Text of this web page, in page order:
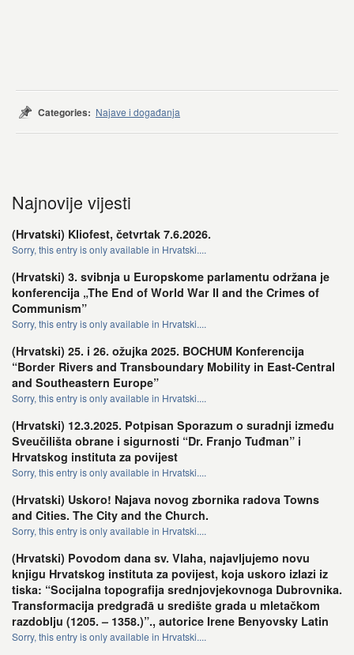
Categories: Najave i događanja
Najnovije vijesti
(Hrvatski) Kliofest, četvrtak 7.6.2026.
Sorry, this entry is only available in Hrvatski....
(Hrvatski) 3. svibnja u Europskome parlamentu održana je
konferencija „The End of World War II and the Crimes of
Communism”
Sorry, this entry is only available in Hrvatski....
(Hrvatski) 25. i 26. ožujka 2025. BOCHUM Konferencija
“Border Rivers and Transboundary Mobility in East-Central
and Southeastern Europe”
Sorry, this entry is only available in Hrvatski....
(Hrvatski) 12.3.2025. Potpisan Sporazum o suradnji između
Sveučilišta obrane i sigurnosti “Dr. Franjo Tuđman” i
Hrvatskog instituta za povijest
Sorry, this entry is only available in Hrvatski....
(Hrvatski) Uskoro! Najava novog zbornika radova Towns
and Cities. The City and the Church.
Sorry, this entry is only available in Hrvatski....
(Hrvatski) Povodom dana sv. Vlaha, najavljujemo novu
knjigu Hrvatskog instituta za povijest, koja uskoro izlazi iz
tiska: “Socijalna topografija srednjovjekovnoga Dubrovnika.
Transformacija predgrađā u središte grada u mletačkom
razdoblju (1205. – 1358.)”., autorice Irene Benyovsky Latin
Sorry, this entry is only available in Hrvatski....